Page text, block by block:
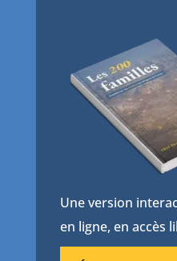
Une version
en ligne, en accès